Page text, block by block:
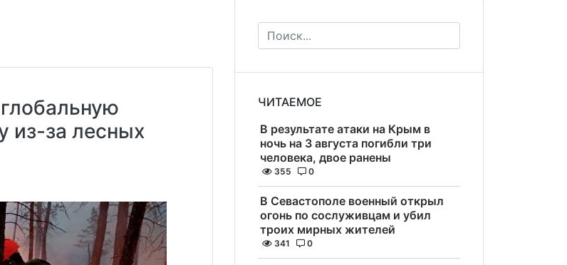
из-за лесных
ЧИТАЕМОЕ
В результате атаки на Крым в
ночь на 3 августа погибли три
человека, двое ранены
355 0
В Севастополе военный открыл
огонь по сослуживцам и убил
троих мирных жителей
341 0